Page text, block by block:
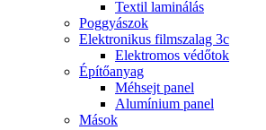
Textil laminálás
Poggyászok
Elektronikus filmszalag 3c
Elektromos védőtok
Építőanyag
Méhsejt panel
Alumínium panel
Mások